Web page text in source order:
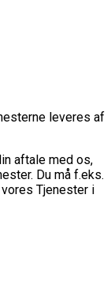
leveres af
aftale med os,
Du må f.eks.
Tjenester i